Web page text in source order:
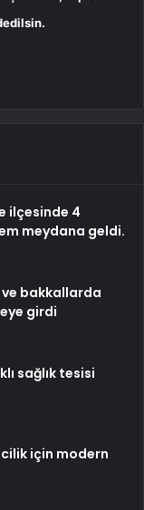
ilçesinde 4
meydana geldi.
bakkallarda
girdi
sağlık tesisi
için modern